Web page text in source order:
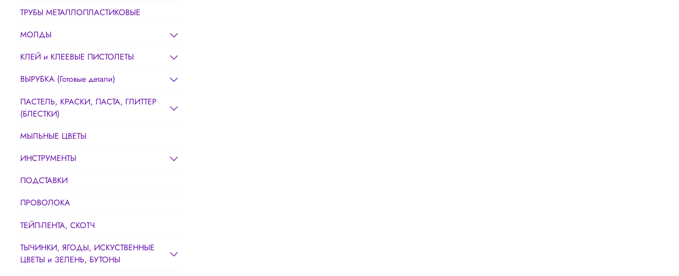
ТРУБЫ МЕТАЛЛОПЛАСТИКОВЫЕ
МОЛДЫ
КЛЕЙ и КЛЕЕВЫЕ ПИСТОЛЕТЫ
ВЫРУБКА (Готовые детали)
ПАСТЕЛЬ, КРАСКИ, ПАСТА, ГЛИТТЕР
(БЛЕСТКИ)
МЫЛЬНЫЕ ЦВЕТЫ
ИНСТРУМЕНТЫ
ПОДСТАВКИ
ПРОВОЛОКА
ТЕЙП-ЛЕНТА, СКОТЧ
ТЫЧИНКИ, ЯГОДЫ, ИСКУСТВЕННЫЕ
ЦВЕТЫ и ЗЕЛЕНЬ, БУТОНЫ